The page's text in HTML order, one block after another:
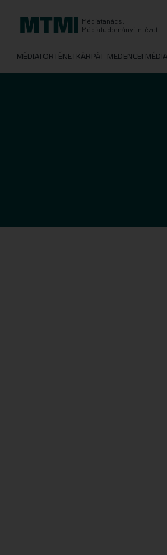
Médiatanács,
Médiatudományi Intézet
MÉDIATÖRTÉNETKÁRPÁT-MEDENCEI